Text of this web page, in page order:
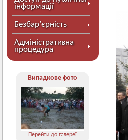
інформації
Безбар’єрність
Адміністративна
процедура
Випадкове фото
Перейти до галереї